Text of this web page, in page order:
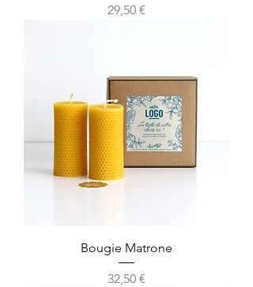
Prix
29,50 €
Bougie Matrone
Prix
32,50 €